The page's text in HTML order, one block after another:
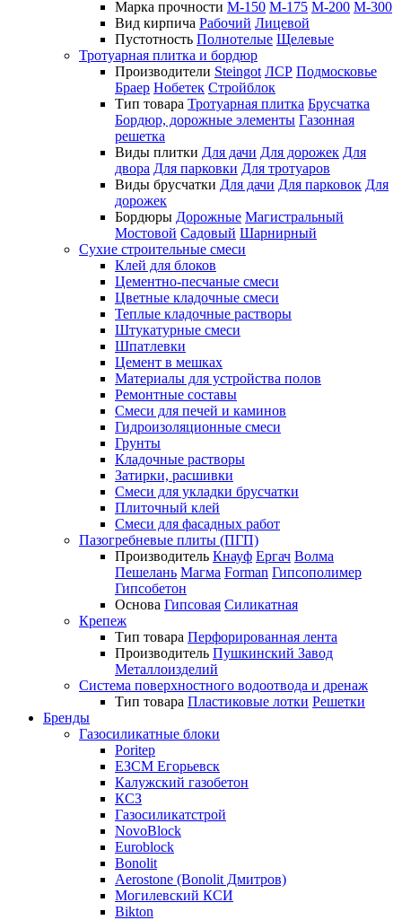
Марка прочности М-150 М-175 М-200 М-300
Вид кирпича Рабочий Лицевой
Пустотность Полнотелые Щелевые
Тротуарная плитка и бордюр
Производители Steingot ЛСР Подмосковье
Браер Нобетек Стройблок
Тип товара Тротуарная плитка Брусчатка
Бордюр, дорожные элементы Газонная
решетка
Виды плитки Для дачи Для дорожек Для
двора Для парковки Для тротуаров
Виды брусчатки Для дачи Для парковок Для
дорожек
Бордюры Дорожные Магистральный
Мостовой Садовый Шарнирный
Сухие строительные смеси
Клей для блоков
Цементно-песчаные смеси
Цветные кладочные смеси
Теплые кладочные растворы
Штукатурные смеси
Шпатлевки
Цемент в мешках
Материалы для устройства полов
Ремонтные составы
Смеси для печей и каминов
Гидроизоляционные смеси
Грунты
Кладочные растворы
Затирки, расшивки
Смеси для укладки брусчатки
Плиточный клей
Смеси для фасадных работ
Пазогребневые плиты (ПГП)
Производитель Кнауф Ергач Волма
Пешелань Магма Forman Гипсополимер
Гипсобетон
Основа Гипсовая Силикатная
Крепеж
Тип товара Перфорированная лента
Производитель Пушкинский Завод
Металлоизделий
Система поверхностного водоотвода и дренаж
Тип товара Пластиковые лотки Решетки
Бренды
Газосиликатные блоки
Poritep
ЕЗСМ Егорьевск
Калужский газобетон
КСЗ
Газосиликатстрой
NovoBlock
Euroblock
Bonolit
Aerostone (Bonolit Дмитров)
Могилевский КСИ
Bikton